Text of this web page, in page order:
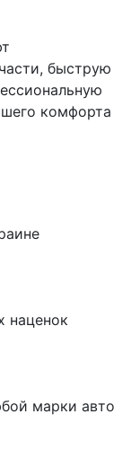
быструю
комфорта
наценок
марки авто